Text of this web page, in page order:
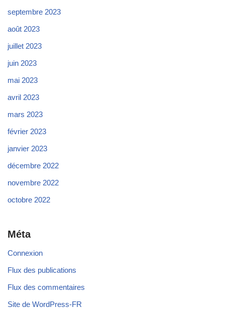
septembre 2023
août 2023
juillet 2023
juin 2023
mai 2023
avril 2023
mars 2023
février 2023
janvier 2023
décembre 2022
novembre 2022
octobre 2022
Méta
Connexion
Flux des publications
Flux des commentaires
Site de WordPress-FR